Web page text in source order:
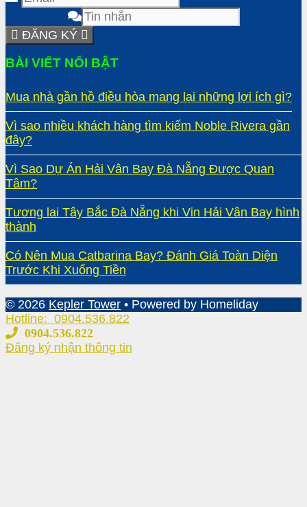
ĐĂNG KÝ
BÀI VIẾT NỔI BẬT
Mua nhà gần hồ điều hòa mang lại những lợi ích gì?
Vì sao nhiều khách hàng tìm kiếm Noble Rivera gần
đây?
Vì Sao Dự Án Hải Vân Bay Đà Nẵng Được Quan
Tâm?
Tương lai Tây Bắc Đà Nẵng khi Vin Hải Vân Bay hình
thành
Có Nên Mua Catbarina Bay? Đánh Giá Toàn Diện
Trước Khi Xuống Tiền
© 2026 Kepler Tower • Powered by Homeliday
Hotline: 0904.536.822
0904.536.822
Đăng ký nhận thông tin